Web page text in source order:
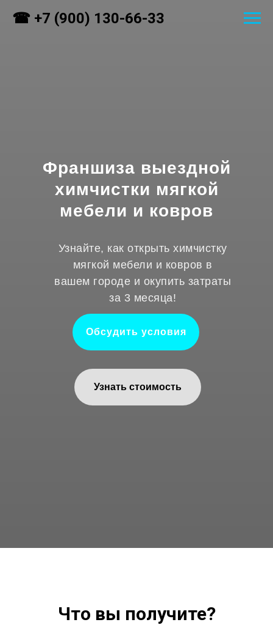
☎ +7 (900) 130-66-33
Франшиза выездной
химчистки мягкой
мебели и ковров
Узнайте, как открыть химчистку
мягкой мебели и ковров в
вашем городе и окупить затраты
за 3 месяца!
Обсудить условия
Узнать стоимость
Что вы получите?